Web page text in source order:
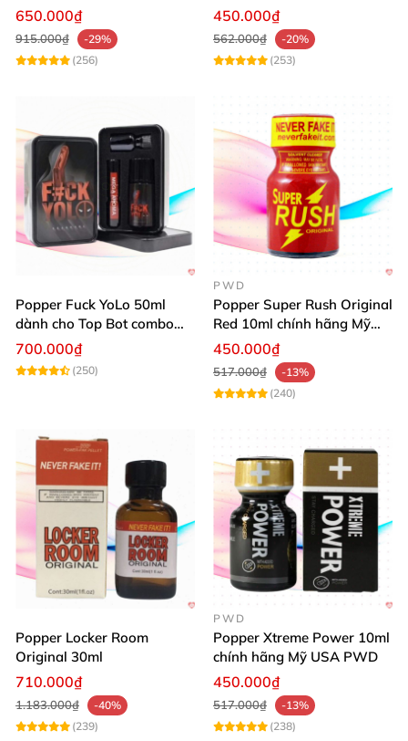
40ml Tăng Khoái Cảm Cho
Top & Bot
650.000₫
915.000₫
-29%
(256)
450.000₫
562.000₫
-20%
(253)
Popper Fuck YoLo 50ml
dành cho Top Bot combo
hộp thiếc 40ml + 10ml
700.000₫
(250)
PWD
Popper Super Rush Original
Red 10ml chính hãng Mỹ
USA PWD
450.000₫
517.000₫
-13%
(240)
Popper Locker Room
Original 30ml
710.000₫
1.183.000₫
-40%
(239)
PWD
Popper Xtreme Power 10ml
chính hãng Mỹ USA PWD
450.000₫
517.000₫
-13%
(238)